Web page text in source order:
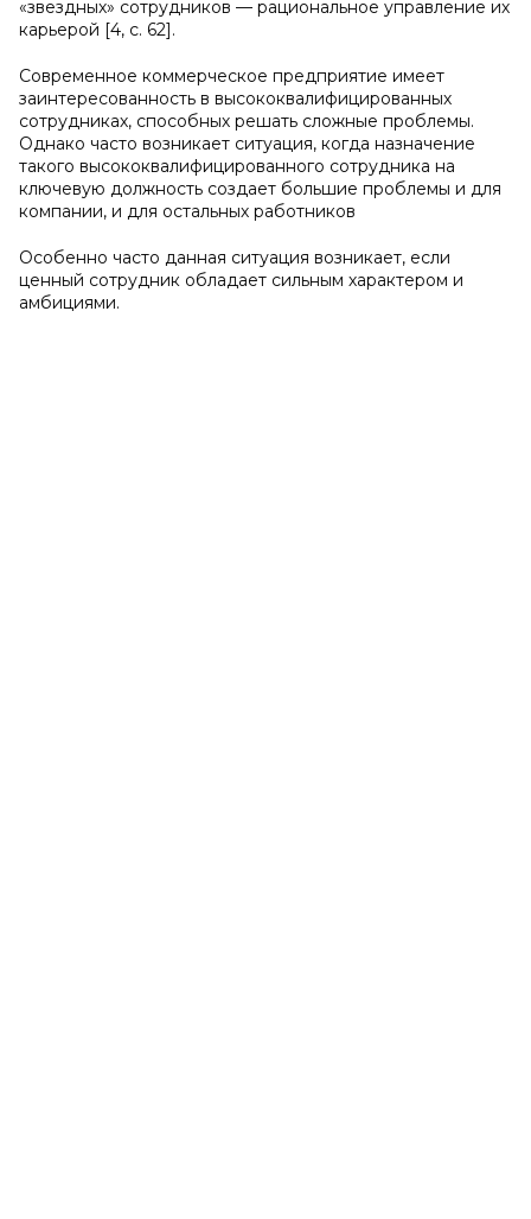
«звездных» сотрудников — рациональное управление их
карьерой [4, с. 62].
Современное коммерческое предприятие имеет
заинтересованность в высококвалифицированных
сотрудниках, способных решать сложные проблемы.
Однако часто возникает ситуация, когда назначение
такого высококвалифицированного сотрудника на
ключевую должность создает большие проблемы и для
компании, и для остальных работников
Особенно часто данная ситуация возникает, если
ценный сотрудник обладает сильным характером и
амбициями.